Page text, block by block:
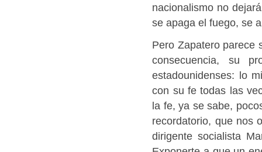
nacionalismo no
se apaga el fuego, se
Pero Zapatero parece
consecuencia, su
estadounidenses: lo
con su fe todas las
la fe, ya se sabe,
recordatorio, que nos
dirigente socialista